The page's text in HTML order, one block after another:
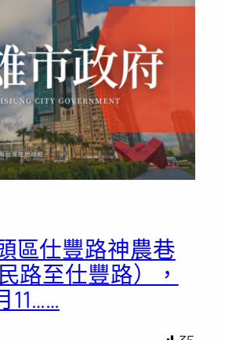
區仕豐路神農巷
路至仕豐路），
11……